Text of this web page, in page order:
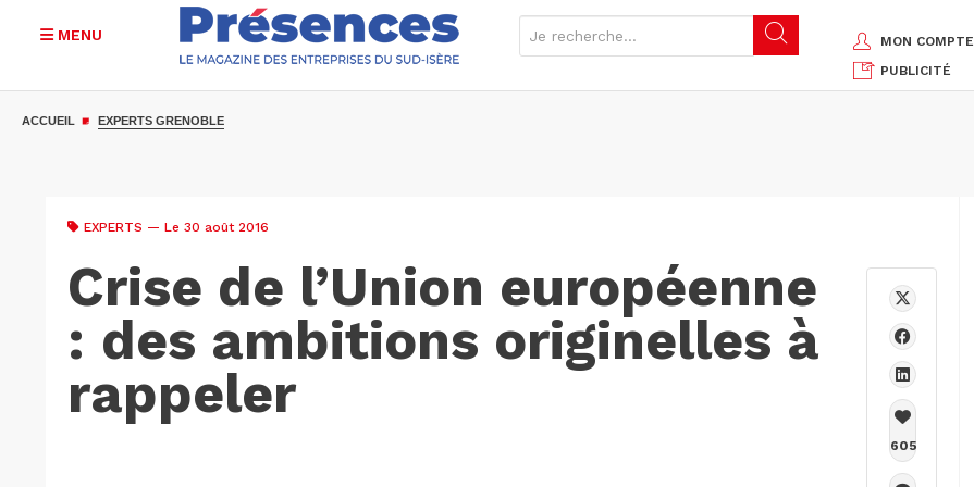
MENU
MON COMPTE
PUBLICITÉ
ACCUEIL EXPERTS GRENOBLE
EXPERTS — Le 30 août 2016
Crise de l’Union européenne
: des ambitions originelles à
rappeler
605